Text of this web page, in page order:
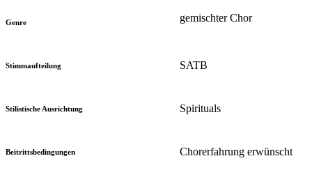
Genre gemischter Chor
Stimmaufteilung SATB
Stilistische Ausrichtung Spirituals
Beitrittsbedingungen Chorerfahrung erwünscht